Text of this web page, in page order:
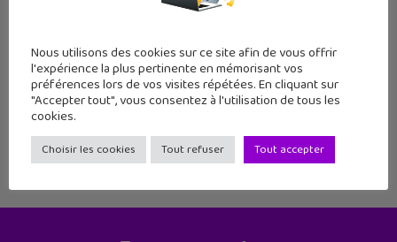
liseuse Kindle d'entrée de gamme (69,99
euros) mais avec de nouvelles
fonctionnalités et un nouveau design. Cette
liseuse va en fait remplacer le modèle
actuel au même prix. Ce
Nous utilisons des cookies sur ce site afin de vous offrir
l'expérience la plus pertinente en mémorisant vos
préférences lors de vos visites répétées. En cliquant sur
"Accepter tout", vous consentez à l'utilisation de tous les
cookies.
Choisir les cookies Tout refuser Tout accepter